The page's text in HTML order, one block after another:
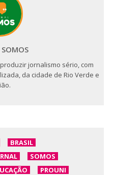
jornalismo sério, com
da cidade de Rio Verde e
BRASIL
SOMOS
PROUNI